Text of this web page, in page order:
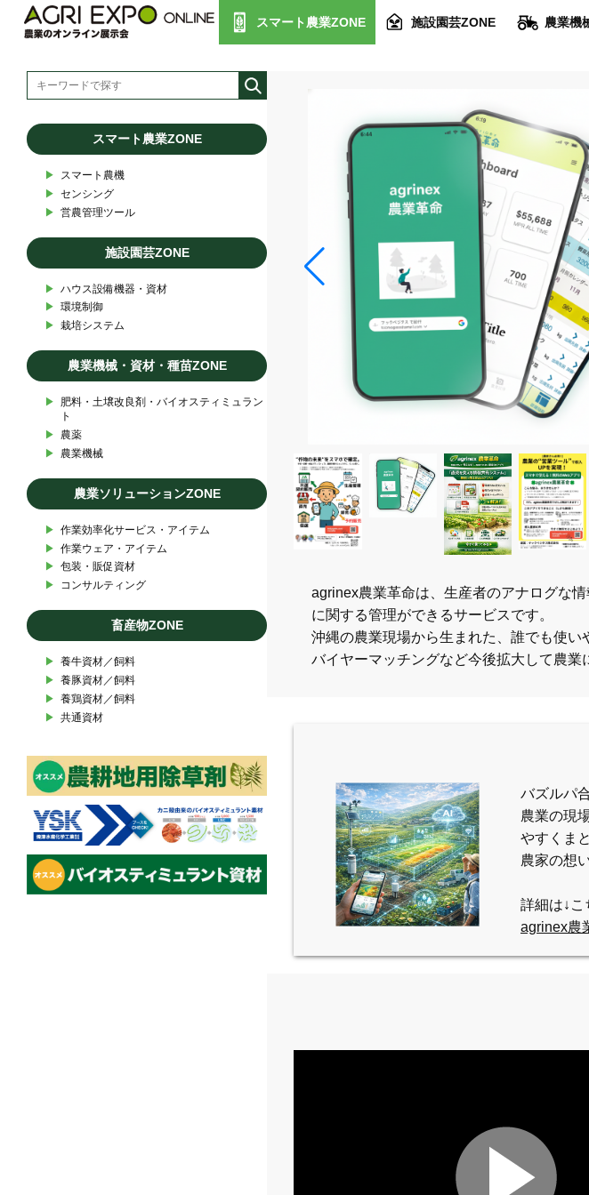
スマート農業ZONE 施設園芸ZONE 農業機
agrinex農業革命は、生産者のアナログな
に関する管理ができるサービスです。
沖縄の農業現場から生まれた、誰でも使い
バイヤーマッチングなど今後拡大して農業
バズルパ
農業の現
やすくま
農家の想
詳細は↓こ
agrinex農
スマート農業ZONE
▶︎
スマート農機
▶︎ センシング
▶︎ 営農管理ツール
施設園芸ZONE
▶︎ ハウス設備機器・資材
▶︎ 環境制御
▶︎ 栽培システム
農業機械・資材・種苗ZONE
▶︎
肥料・土壌改良剤・バイオスティミュラン
ト
▶︎
農薬
▶︎
農業機械
農業ソリューションZONE
▶︎ 作業効率化サービス・アイテム
▶︎ 作業ウェア・アイテム
▶︎ 包装・販促資材
▶︎
コンサルティング
畜産物ZONE
▶︎ 養牛資材／飼料
▶︎ 養豚資材／飼料
▶︎ 養鶏資材／飼料
▶︎ 共通資材